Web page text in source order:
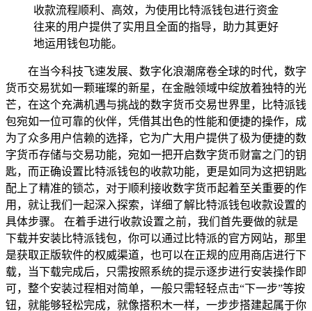
收款流程顺利、高效，为使用比特派钱包进行资金
往来的用户提供了实用且全面的指导，助力其更好
地运用钱包功能。
在当今科技飞速发展、数字化浪潮席卷全球的时代，数字
货币交易犹如一颗璀璨的新星，在金融领域中绽放着独特的光
芒，在这个充满机遇与挑战的数字货币交易世界里，比特派钱
包宛如一位可靠的伙伴，凭借其出色的性能和便捷的操作，成
为了众多用户信赖的选择，它为广大用户提供了极为便捷的数
字货币存储与交易功能，宛如一把开启数字货币财富之门的钥
匙，而正确设置比特派钱包的收款功能，更是如同为这把钥匙
配上了精准的锁芯，对于顺利接收数字货币起着至关重要的作
用，就让我们一起深入探索，详细了解比特派钱包收款设置的
具体步骤。 在着手进行收款设置之前，我们首先要做的就是
下载并安装比特派钱包，你可以通过比特派的官方网站，那里
是获取正版软件的权威渠道，也可以在正规的应用商店进行下
载，当下载完成后，只需按照系统的提示逐步进行安装操作即
可，整个安装过程相对简单，一般只需轻轻点击“下一步”等按
钮，就能够轻松完成，就像搭积木一样，一步步搭建起属于你